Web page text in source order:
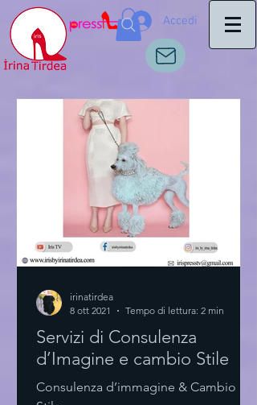
Accedi
Servizi di Consulenza
d’Imagine e cambio Stile
Consulenza d’immagine & Cambio
irinatirdea
8 ott 2021
Tempo di lettura: 2 min